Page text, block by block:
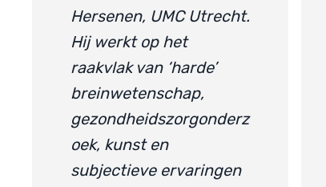
Hersenen, UMC Utrecht.
Hij werkt op het
raakvlak van ‘harde’
breinwetenschap,
gezondheidszorgonderz
oek, kunst en
subjectieve ervaringen